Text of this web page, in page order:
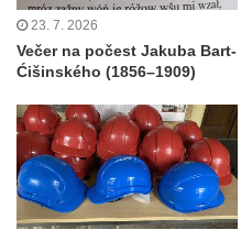
23. 7. 2026
Večer na počest Jakuba Bart-
Ćišinského (1856–1909)